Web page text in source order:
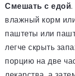
Смешать с едой
влажный корм
паштеты или
легче скрыть
порцию на две